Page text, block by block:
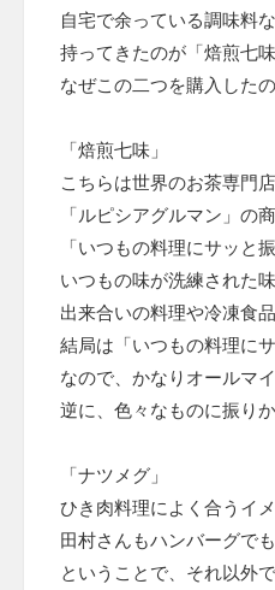
自宅で余っている調味料
持ってきたのが「焙煎七
なぜこの二つを購入した
「焙煎七味」
こちらは世界のお茶専門
「ルピシアグルマン」
「いつもの料理にサッと
いつもの味が洗練された
出来合いの料理や冷凍食
結局は「いつもの料理に
なので、かなりオールマ
逆に、色々なものに振り
「ナツメグ」
ひき肉料理によく合うイ
田村さんもハンバーグで
ということで、それ以外